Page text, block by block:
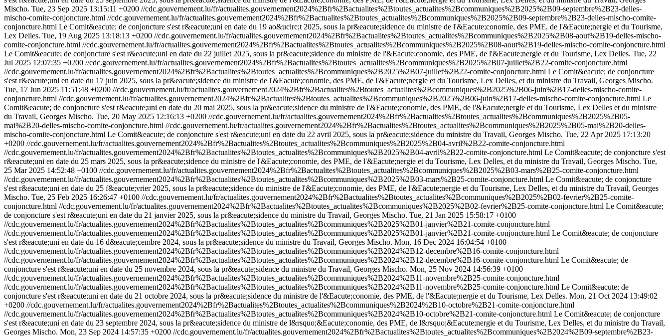
Mischo. Tue, 23 Sep 2025 13:15:11 +0200 //cdc.gouvernement.lu/fr/actualites.gouvernement2024%2Bfr%2Bactualites%2Btoutes_actualites%2Bcommuniques%2B2025%2B09-septembre%2B23-delles-
mischo-comite-conjoncture.html //cdc.gouvernement.lu/fr/actualites.gouvernement2024%2Bfr%2Bactualites%2Btoutes_actualites%2Bcommuniques%2B2025%2B09-septembre%2B23-delles-mischo-comite-
conjoncture.html Le Comit&eacute; de conjoncture s'est r&eacute;uni en date du 19 ao&ucirc;t 2025, sous la pr&eacute;sidence du ministre de l'&Eacute;conomie, des PME, de l'&Eacute;nergie et du Tourisme,
Lex Delles. Tue, 19 Aug 2025 13:18:13 +0200 //cdc.gouvernement.lu/fr/actualites.gouvernement2024%2Bfr%2Bactualites%2Btoutes_actualites%2Bcommuniques%2B2025%2B08-aout%2B19-delles-mischo-
comite-conjoncture.html //cdc.gouvernement.lu/fr/actualites.gouvernement2024%2Bfr%2Bactualites%2Btoutes_actualites%2Bcommuniques%2B2025%2B08-aout%2B19-delles-mischo-comite-conjoncture.html
Le Comit&eacute; de conjoncture s'est r&eacute;uni en date du 22 juillet 2025, sous la pr&eacute;sidence du ministre de l'&Eacute;conomie, des PME, de l'&Eacute;nergie et du Tourisme, Lex Delles. Tue, 22
Jul 2025 12:07:35 +0200 //cdc.gouvernement.lu/fr/actualites.gouvernement2024%2Bfr%2Bactualites%2Btoutes_actualites%2Bcommuniques%2B2025%2B07-juillet%2B22-comite-conjoncture.html
//cdc.gouvernement.lu/fr/actualites.gouvernement2024%2Bfr%2Bactualites%2Btoutes_actualites%2Bcommuniques%2B2025%2B07-juillet%2B22-comite-conjoncture.html Le Comit&eacute; de conjoncture
s'est r&eacute;uni en date du 17 juin 2025, sous la pr&eacute;sidence du ministre de l'&Eacute;conomie, des PME, de l'&Eacute;nergie et du Tourisme, Lex Delles, et du ministre du Travail, Georges Mischo.
Tue, 17 Jun 2025 11:51:48 +0200 //cdc.gouvernement.lu/fr/actualites.gouvernement2024%2Bfr%2Bactualites%2Btoutes_actualites%2Bcommuniques%2B2025%2B06-juin%2B17-delles-mischo-comite-
conjoncture.html //cdc.gouvernement.lu/fr/actualites.gouvernement2024%2Bfr%2Bactualites%2Btoutes_actualites%2Bcommuniques%2B2025%2B06-juin%2B17-delles-mischo-comite-conjoncture.html Le
Comit&eacute; de conjoncture s'est r&eacute;uni en date du 20 mai 2025, sous la pr&eacute;sidence du ministre de l'&Eacute;conomie, des PME, de l'&Eacute;nergie et du Tourisme, Lex Delles et du ministre
du Travail, Georges Mischo. Tue, 20 May 2025 12:16:13 +0200 //cdc.gouvernement.lu/fr/actualites.gouvernement2024%2Bfr%2Bactualites%2Btoutes_actualites%2Bcommuniques%2B2025%2B05-
mai%2B20-delles-mischo-comite-conjoncture.html //cdc.gouvernement.lu/fr/actualites.gouvernement2024%2Bfr%2Bactualites%2Btoutes_actualites%2Bcommuniques%2B2025%2B05-mai%2B20-delles-
mischo-comite-conjoncture.html Le Comit&eacute; de conjoncture s'est r&eacute;uni en date du 22 avril 2025, sous la pr&eacute;sidence du ministre du Travail, Georges Mischo. Tue, 22 Apr 2025 17:13:20
+0200 //cdc.gouvernement.lu/fr/actualites.gouvernement2024%2Bfr%2Bactualites%2Btoutes_actualites%2Bcommuniques%2B2025%2B04-avril%2B22-comite-conjoncture.html
//cdc.gouvernement.lu/fr/actualites.gouvernement2024%2Bfr%2Bactualites%2Btoutes_actualites%2Bcommuniques%2B2025%2B04-avril%2B22-comite-conjoncture.html Le Comit&eacute; de conjoncture s'est
r&eacute;uni en date du 25 mars 2025, sous la pr&eacute;sidence du ministre de l'&Eacute;conomie, des PME, de l'&Eacute;nergie et du Tourisme, Lex Delles, et du ministre du Travail, Georges Mischo. Tue,
25 Mar 2025 14:52:48 +0100 //cdc.gouvernement.lu/fr/actualites.gouvernement2024%2Bfr%2Bactualites%2Btoutes_actualites%2Bcommuniques%2B2025%2B03-mars%2B25-comite-conjoncture.html
//cdc.gouvernement.lu/fr/actualites.gouvernement2024%2Bfr%2Bactualites%2Btoutes_actualites%2Bcommuniques%2B2025%2B03-mars%2B25-comite-conjoncture.html Le Comit&eacute; de conjoncture
s'est r&eacute;uni en date du 25 f&eacute;vrier 2025, sous la pr&eacute;sidence du ministre de l'&Eacute;conomie, des PME, de l'&Eacute;nergie et du Tourisme, Lex Delles, et du ministre du Travail, Georges
Mischo. Tue, 25 Feb 2025 16:26:47 +0100 //cdc.gouvernement.lu/fr/actualites.gouvernement2024%2Bfr%2Bactualites%2Btoutes_actualites%2Bcommuniques%2B2025%2B02-fevrier%2B25-comite-
conjoncture.html //cdc.gouvernement.lu/fr/actualites.gouvernement2024%2Bfr%2Bactualites%2Btoutes_actualites%2Bcommuniques%2B2025%2B02-fevrier%2B25-comite-conjoncture.html Le Comit&eacute;
de conjoncture s'est r&eacute;uni en date du 21 janvier 2025, sous la pr&eacute;sidence du ministre du Travail, Georges Mischo. Tue, 21 Jan 2025 15:58:17 +0100
//cdc.gouvernement.lu/fr/actualites.gouvernement2024%2Bfr%2Bactualites%2Btoutes_actualites%2Bcommuniques%2B2025%2B01-janvier%2B21-comite-conjoncture.html
//cdc.gouvernement.lu/fr/actualites.gouvernement2024%2Bfr%2Bactualites%2Btoutes_actualites%2Bcommuniques%2B2025%2B01-janvier%2B21-comite-conjoncture.html Le Comit&eacute; de conjoncture
s'est r&eacute;uni en date du 16 d&eacute;cembre 2024, sous la pr&eacute;sidence du ministre du Travail, Georges Mischo. Mon, 16 Dec 2024 16:04:54 +0100
//cdc.gouvernement.lu/fr/actualites.gouvernement2024%2Bfr%2Bactualites%2Btoutes_actualites%2Bcommuniques%2B2024%2B12-decembre%2B16-comite-conjoncture.html
//cdc.gouvernement.lu/fr/actualites.gouvernement2024%2Bfr%2Bactualites%2Btoutes_actualites%2Bcommuniques%2B2024%2B12-decembre%2B16-comite-conjoncture.html Le Comit&eacute; de
conjoncture s'est r&eacute;uni en date du 25 novembre 2024, sous la pr&eacute;sidence du ministre du Travail, Georges Mischo. Mon, 25 Nov 2024 14:56:39 +0100
//cdc.gouvernement.lu/fr/actualites.gouvernement2024%2Bfr%2Bactualites%2Btoutes_actualites%2Bcommuniques%2B2024%2B11-novembre%2B25-comite-conjoncture.html
//cdc.gouvernement.lu/fr/actualites.gouvernement2024%2Bfr%2Bactualites%2Btoutes_actualites%2Bcommuniques%2B2024%2B11-novembre%2B25-comite-conjoncture.html Le Comit&eacute; de
conjoncture s'est r&eacute;uni en date du 21 octobre 2024, sous la pr&eacute;sidence du ministre de l'&Eacute;conomie, des PME, de l'&Eacute;nergie et du Tourisme, Lex Delles. Mon, 21 Oct 2024 13:49:02
+0200 //cdc.gouvernement.lu/fr/actualites.gouvernement2024%2Bfr%2Bactualites%2Btoutes_actualites%2Bcommuniques%2B2024%2B10-octobre%2B21-comite-conjoncture.html
//cdc.gouvernement.lu/fr/actualites.gouvernement2024%2Bfr%2Bactualites%2Btoutes_actualites%2Bcommuniques%2B2024%2B10-octobre%2B21-comite-conjoncture.html Le Comit&eacute; de conjoncture
s'est r&eacute;uni en date du 23 septembre 2024, sous la pr&eacute;sidence du ministre de l&rsquo;&Eacute;conomie, des PME, de l&rsquo;&Eacute;nergie et du Tourisme, Lex Delles, et du ministre du Travail,
Georges Mischo. Mon, 23 Sep 2024 14:57:35 +0200 //cdc.gouvernement.lu/fr/actualites.gouvernement2024%2Bfr%2Bactualites%2Btoutes_actualites%2Bcommuniques%2B2024%2B09-septembre%2B23-